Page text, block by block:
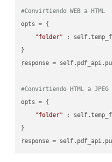
#Convirtiendo WEB a HTML
opts = {
"folder" :
}
response =
#Convirtiendo HTML a JPEG
opts = {
"folder" :
}